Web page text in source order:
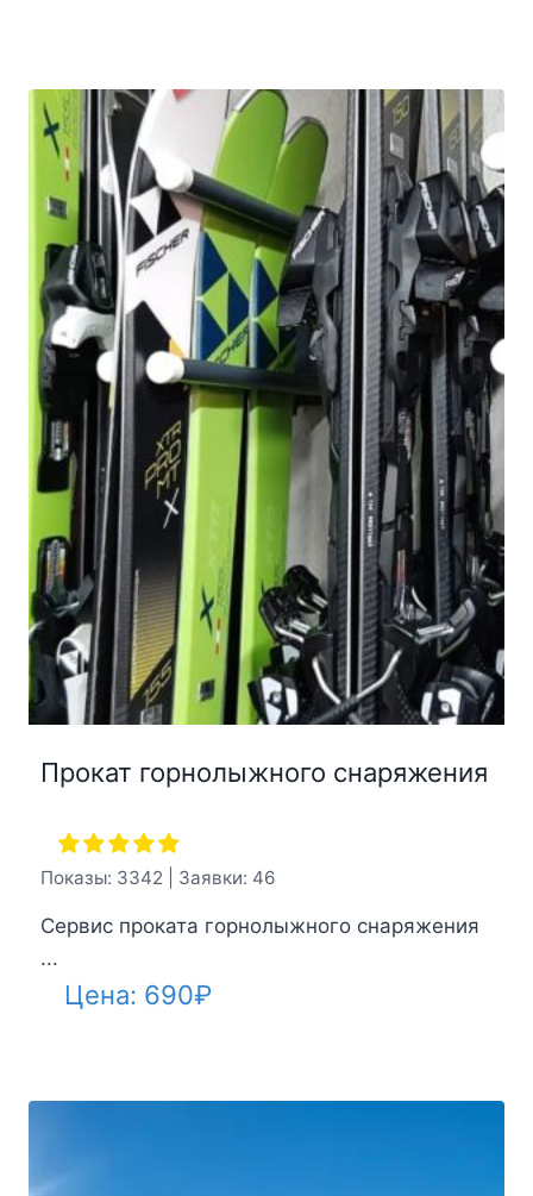
Прокат горнолыжного снаряжения
Показы: 3342 | Заявки: 46
Сервис проката горнолыжного снаряжения
...
Цена: 690₽